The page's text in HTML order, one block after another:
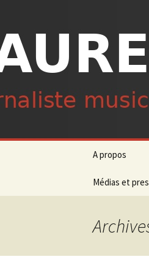
contenu
A propos
Médias et